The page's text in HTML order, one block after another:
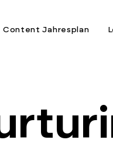
Content Jahresplan